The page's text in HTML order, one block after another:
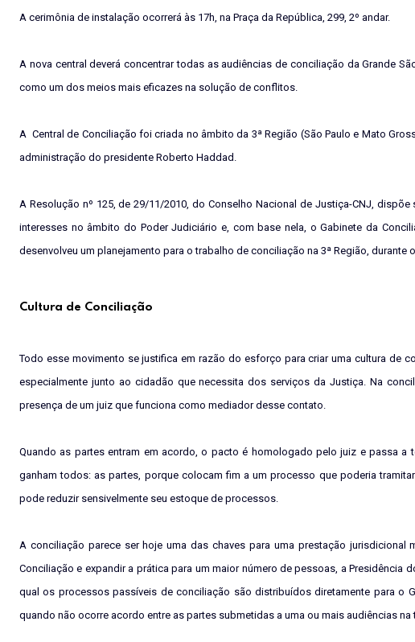
A cerimônia de instalação ocorrerá às 17h, na Praça da República, 299, 2º andar.
A nova central deverá concentrar todas as audiências de conciliação da Grande
como um dos meios mais eficazes na solução de conflitos.
A Central de Conciliação foi criada no âmbito da 3ª Região (São Paulo e Mato
administração do presidente Roberto Haddad.
A Resolução nº 125, de 29/11/2010, do Conselho Nacional de Justiça-CNJ,
interesses no âmbito do Poder Judiciário e, com base nela, o Gabinete da
desenvolveu um planejamento para o trabalho de conciliação na 3ª Região, durante
Cultura de Conciliação
Todo esse movimento se justifica em razão do esforço para criar uma cultura de
especialmente junto ao cidadão que necessita dos serviços da Justiça. Na
presença de um juiz que funciona como mediador desse contato.
Quando as partes entram em acordo, o pacto é homologado pelo juiz e passa a
ganham todos: as partes, porque colocam fim a um processo que poderia
pode reduzir sensivelmente seu estoque de processos.
A conciliação parece ser hoje uma das chaves para uma prestação
Conciliação e expandir a prática para um maior número de pessoas, a Presidência
qual os processos passíveis de conciliação são distribuídos diretamente para o
quando não ocorre acordo entre as partes submetidas a uma ou mais audiências na